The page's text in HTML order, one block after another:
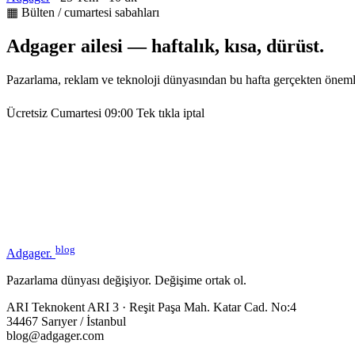
▦ Bülten / cumartesi sabahları
Adgager ailesi — haftalık, kısa, dürüst.
Pazarlama, reklam ve teknoloji dünyasından bu hafta gerçekten
Ücretsiz Cumartesi 09:00 Tek tıkla iptal
Adgager. blog
Pazarlama dünyası değişiyor. Değişime ortak ol.
ARI Teknokent ARI 3 · Reşit Paşa Mah. Katar Cad. No:4
34467 Sarıyer / İstanbul
blog@adgager.com